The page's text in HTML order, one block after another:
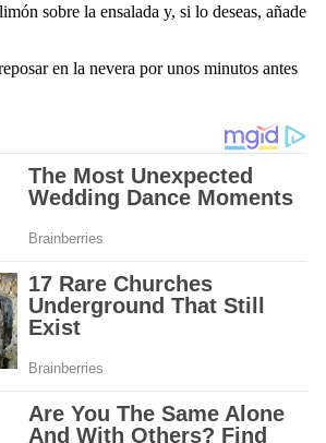
sobre la ensalada y, si lo deseas, añade
en la nevera por unos minutos antes